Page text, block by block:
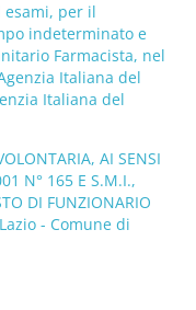
per il
indeterminato e
Farmacista, nel
Italiana del
Italiana del
AI SENSI
N° 165 E S.M.I.,
DI FUNZIONARIO
- Comune di